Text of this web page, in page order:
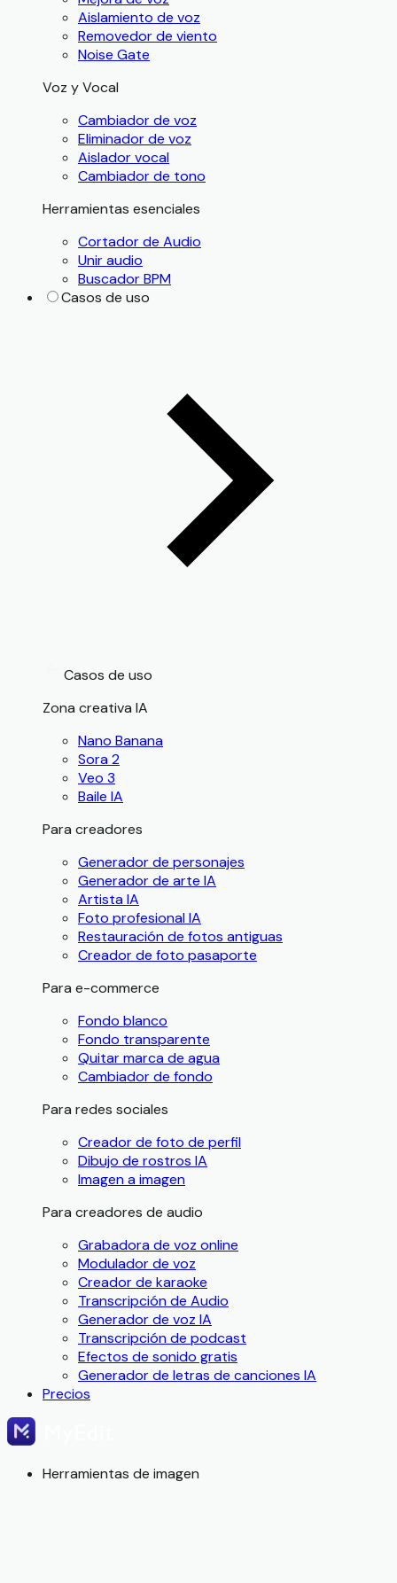
Aislamiento de voz
Removedor de viento
Noise Gate
Voz y Vocal
Cambiador de voz
Eliminador de voz
Aislador vocal
Cambiador de tono
Herramientas esenciales
Cortador de Audio
Unir audio
Buscador BPM
Casos de uso
Casos de uso
Zona creativa IA
Nano Banana
Sora 2
Veo 3
Baile IA
Para creadores
Generador de personajes
Generador de arte IA
Artista IA
Foto profesional IA
Restauración de fotos antiguas
Creador de foto pasaporte
Para e-commerce
Fondo blanco
Fondo transparente
Quitar marca de agua
Cambiador de fondo
Para redes sociales
Creador de foto de perfil
Dibujo de rostros IA
Imagen a imagen
Para creadores de audio
Grabadora de voz online
Modulador de voz
Creador de karaoke
Transcripción de Audio
Generador de voz IA
Transcripción de podcast
Efectos de sonido gratis
Generador de letras de canciones IA
Precios
Herramientas de imagen